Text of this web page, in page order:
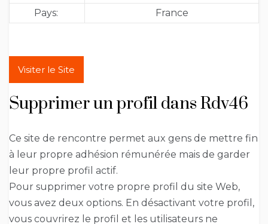
Pays: France
Visiter le Site
Supprimer un profil dans Rdv46
Ce site de rencontre permet aux gens de mettre fin
à leur propre adhésion rémunérée mais de garder
leur propre profil actif.
Pour supprimer votre propre profil du site Web,
vous avez deux options. En désactivant votre profil,
vous couvrirez le profil et les utilisateurs ne